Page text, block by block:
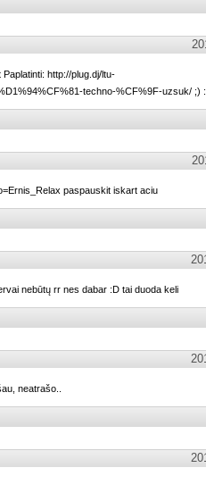
http://plug.dj/ltu-
techno-%CF%9F-uzsuk/ ;)
paspauskit iskart aciu
nebūtų rr nes dabar :D tai duoda keli
neatrašo..